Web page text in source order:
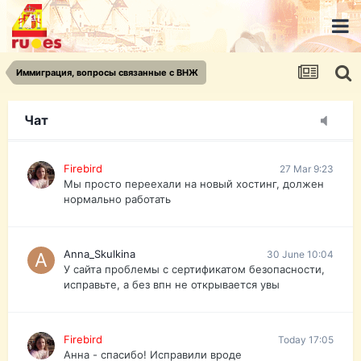
Иммиграция, вопросы связанные с ВНЖ
Чат
urist.dokument@gmail.com
https://pasport-ua.com/
Телеграмм @uristpassua
Firebird
Друзья - из России без VPN сайт и форум
Firebird 27 Mar 9:23
Мы просто переехали на новый хостинг, должен
нормально работать
Anna_Skulkina 30 June 10:04
У сайта проблемы с сертификатом безопасности,
исправьте, а без впн не открывается увы
Firebird Today 17:05
Анна - спасибо! Исправили вроде